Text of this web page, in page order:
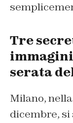
Tre
immagini
serata
Milano,
dicembre, si